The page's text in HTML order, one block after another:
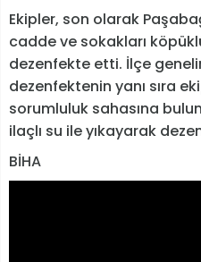
Ekipler, son olarak
cadde ve sokakları
dezenfekte etti. İlçe
dezenfektenin yanı sıra
sorumluluk sahasına
ilaçlı su ile yıkayarak
BİHA